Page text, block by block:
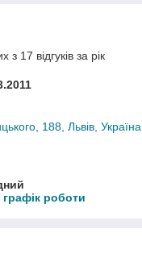
з 17 відгуків за рік
188, Львів, Україна
роботи